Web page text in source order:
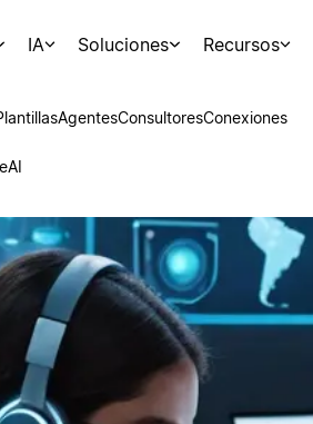
IA Soluciones Recursos
AgentesConsultoresConexiones